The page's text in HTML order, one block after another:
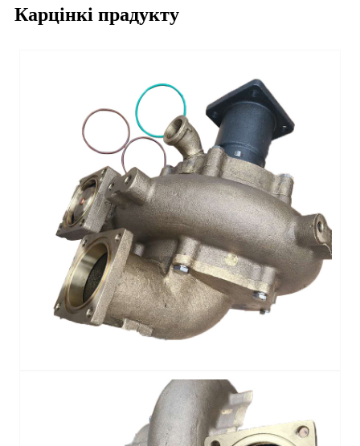
Карцінкі прадукту